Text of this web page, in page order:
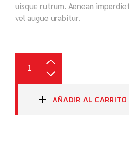
uisque rutrum. Aenean
vel augue urabitur.
AÑADIR AL CARRITO